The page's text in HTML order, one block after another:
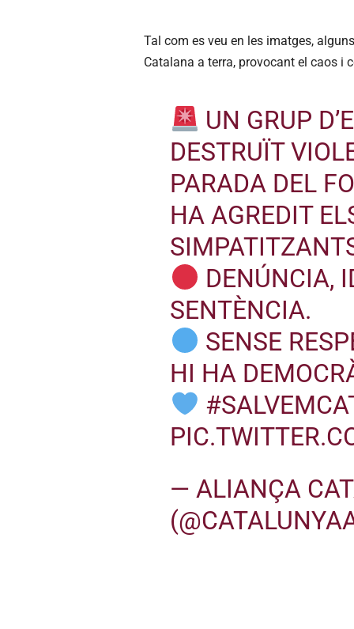
Tal com es veu en les imatges,
Catalana a terra, provocant el caos i
UN GRUP
DESTRUÏT
PARADA DEL
HA AGREDIT
DENÚNCIA,
SENTÈNCIA.
SENSE
HI HA
— ALIANÇA